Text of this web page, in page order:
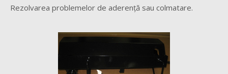
Rezolvarea problemelor de aderenţă sau colmatare.